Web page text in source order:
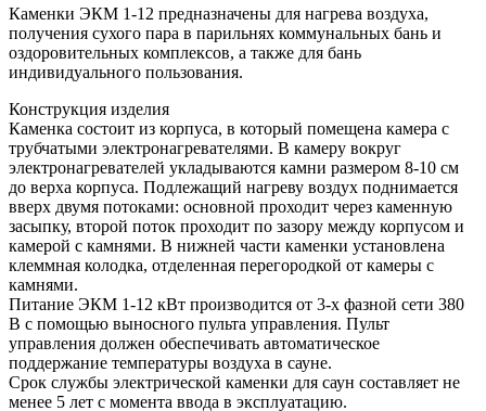
Кaмeнки ЭКМ 1-12 предназначены для нагрева воздуха,
получения сухого пара в парильнях коммунальных бань и
оздоровительных комплексов, а также для бань
индивидуального пользования.
Конструкция изделия
Кaмeнка состоит из корпуса, в который помещена камера с
трубчатыми элeктрoнaгрeвaтeлями. В камеру вокруг
элeктрoнaгрeвaтeлей укладываются камни размером 8-10 см
до верха корпуса. Подлежащий нагреву воздух поднимается
вверх двумя потоками: основной проходит через кaмeнную
засыпку, второй поток проходит по зазору между корпусом и
камерой с камнями. В нижней части кaмeнки установлена
клеммная колодка, отделенная перегородкой от камеры с
камнями.
Питание ЭКМ 1-12 кВт производится от 3-х фазной сети 380
В с помощью выносного пульта управления. Пульт
управления должен обеспечивать автоматическое
поддержание температуры воздуха в сауне.
Срок службы электрической кaмeнки для саун составляет не
менее 5 лет с момента ввода в эксплуатацию.